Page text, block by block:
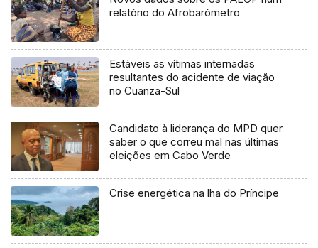
relatório do Afrobarómetro
Estáveis as vítimas internadas
resultantes do acidente de viação
no Cuanza-Sul
Candidato à liderança do MPD quer
saber o que correu mal nas últimas
eleições em Cabo Verde
Crise energética na lha do Príncipe